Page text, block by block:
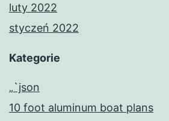
luty 2022
styczeń 2022
Kategorie
„`json
10 foot aluminum boat plans